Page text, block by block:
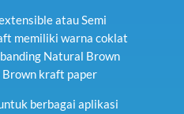
atau Semi
memiliki warna coklat
Natural Brown
Brown kraft paper
berbagai aplikasi